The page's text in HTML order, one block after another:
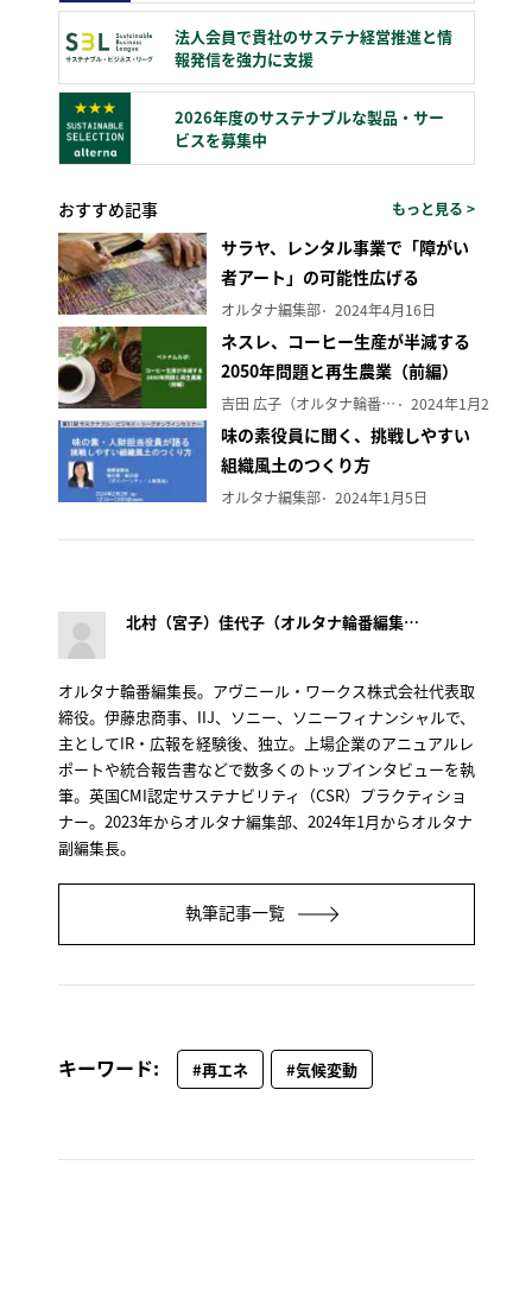
法人会員で貴社のサステナ経営推進と情
報発信を強力に支援
2026年度のサステナブルな製品・サー
ビスを募集中
おすすめ記事 もっと見る >
サラヤ、レンタル事業で「障がい
者アート」の可能性広げる
オルタナ編集部 2024年4月16日
ネスレ、コーヒー生産が半減する
2050年問題と再生農業（前編）
吉田 広子（オルタナ輪番編集長） 2024年1月29日
味の素役員に聞く、挑戦しやすい
組織風土のつくり方
オルタナ編集部 2024年1月5日
北村（宮子）佳代子（オルタナ輪番編集長）
オルタナ輪番編集長。アヴニール・ワークス株式会社代表取
締役。伊藤忠商事、IIJ、ソニー、ソニーフィナンシャルで、
主としてIR・広報を経験後、独立。上場企業のアニュアルレ
ポートや統合報告書などで数多くのトップインタビューを執
筆。英国CMI認定サステナビリティ（CSR）プラクティショ
ナー。2023年からオルタナ編集部、2024年1月からオルタナ
副編集長。
執筆記事一覧
キーワード: #再エネ #気候変動